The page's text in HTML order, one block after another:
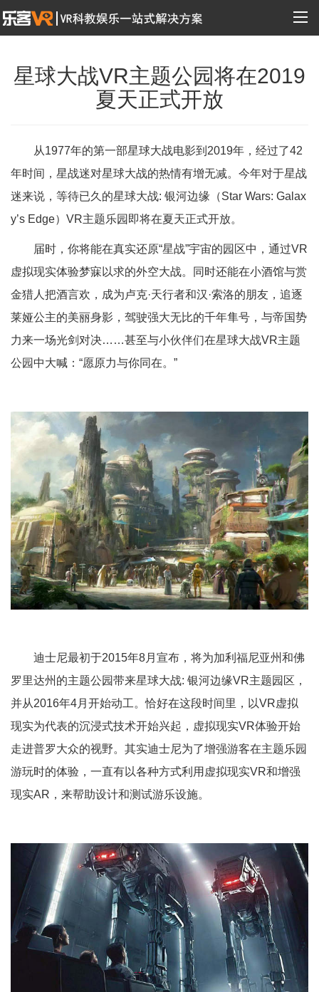
星球大战VR主题公园将在2019
夏天正式开放
从1977年的第一部星球大战电影到2019年，经过了42
年时间，星战迷对星球大战的热情有增无减。今年对于星战
迷来说，等待已久的星球大战: 银河边缘（Star Wars: Galax
y’s Edge）VR主题乐园即将在夏天正式开放。
届时，你将能在真实还原“星战”宇宙的园区中，通过VR
虚拟现实体验梦寐以求的外空大战。同时还能在小酒馆与赏
金猎人把酒言欢，成为卢克·天行者和汉·索洛的朋友，追逐
莱娅公主的美丽身影，驾驶强大无比的千年隼号，与帝国势
力来一场光剑对决……甚至与小伙伴们在星球大战VR主题
公园中大喊：“愿原力与你同在。”
迪士尼最初于2015年8月宣布，将为加利福尼亚州和佛
罗里达州的主题公园带来星球大战: 银河边缘VR主题园区，
并从2016年4月开始动工。恰好在这段时间里，以VR虚拟
现实为代表的沉浸式技术开始兴起，虚拟现实VR体验开始
走进普罗大众的视野。其实迪士尼为了增强游客在主题乐园
游玩时的体验，一直有以各种方式利用虚拟现实VR和增强
现实AR，来帮助设计和测试游乐设施。